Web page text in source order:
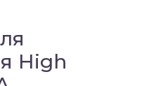
High